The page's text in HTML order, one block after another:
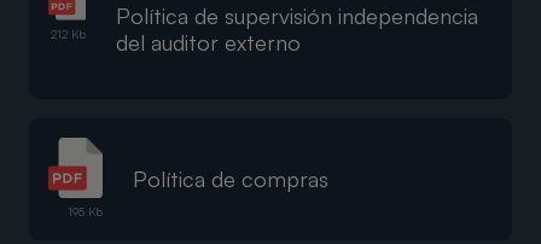
212 Kb
Política de supervisión independencia
del auditor externo
195 Kb
Política de compras